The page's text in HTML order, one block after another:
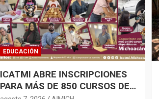
EDUCACIÓN
ICATMI ABRE INSCRIPCIONES
PARA MÁS DE 850 CURSOS DE